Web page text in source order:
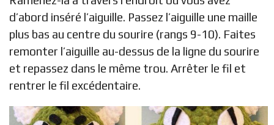
d’abord inséré l’aiguille. Passez l’aiguille une maille
plus bas au centre du sourire (rangs 9-10). Faites
remonter l’aiguille au-dessus de la ligne du sourire
et repassez dans le même trou. Arrêter le fil et
rentrer le fil excédentaire.